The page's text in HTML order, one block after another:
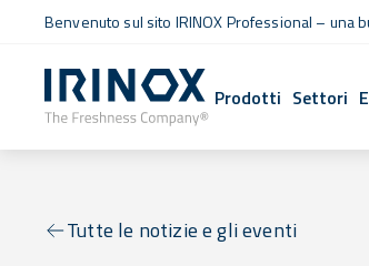
Benvenuto sul sito IRINOX Professional – una
Prodotti Settori
Tutte le notizie e gli eventi